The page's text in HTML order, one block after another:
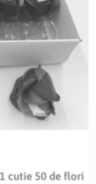
cutie 50 de flori